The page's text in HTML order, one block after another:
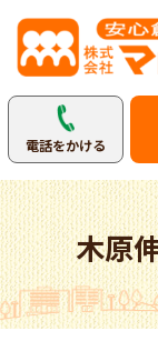
電話をかける
木原